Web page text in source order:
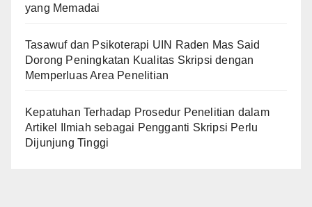
yang Memadai
Tasawuf dan Psikoterapi UIN Raden Mas Said
Dorong Peningkatan Kualitas Skripsi dengan
Memperluas Area Penelitian
Kepatuhan Terhadap Prosedur Penelitian dalam
Artikel Ilmiah sebagai Pengganti Skripsi Perlu
Dijunjung Tinggi